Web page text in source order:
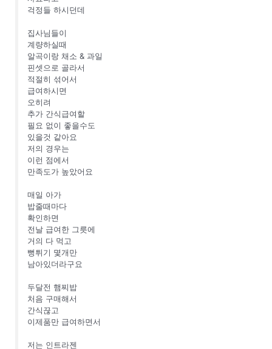
걱정들 하시던데
집사님들이
계량하실때
알곡이랑 채소 & 과일
핀셋으로 골라서
적절히 섞어서
급여하시면
오히려
추가 간식급여할
필요 없이 좋을수도
있을것 같아요
저의 경우는
이런 점에서
만족도가 높았어요
매일 아가
밥줄때마다
확인하면
전날 급여한 그릇에
거의 다 먹고
뻥튀기 몇개만
남아있더라구요
두달전 햄찌밥
처음 구매해서
간식끊고
이제품만 급여하면서
저는 인트라젠